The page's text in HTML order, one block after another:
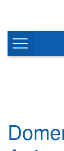
Toggle